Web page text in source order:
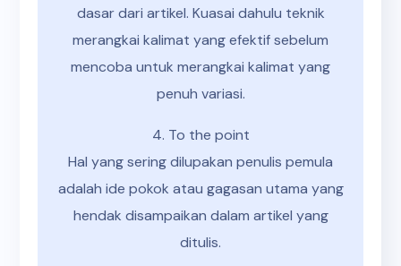
dasar dari artikel. Kuasai dahulu teknik
merangkai kalimat yang efektif sebelum
mencoba untuk merangkai kalimat yang
penuh variasi.
4. To the point
Hal yang sering dilupakan penulis pemula
adalah ide pokok atau gagasan utama yang
hendak disampaikan dalam artikel yang
ditulis.